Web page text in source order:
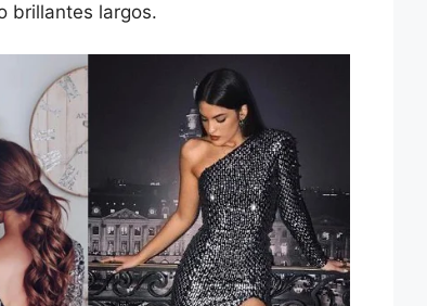
brillantes largos.